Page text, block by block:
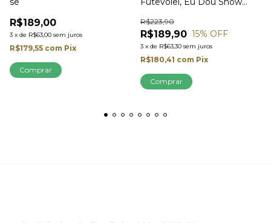
R$189,00
3 x de R$63,00 sem juros
R$179,55 com Pix
Comprar
R$189,90
R$223,90
15% OFF
3 x de R$63,30 sem juros
R$180,41 com Pix
Comprar